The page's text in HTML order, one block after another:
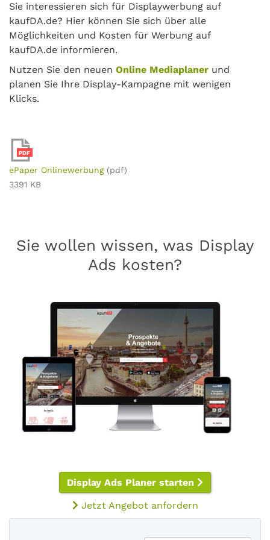
Sie interessieren sich für Displaywerbung auf
kaufDA.de? Hier können Sie sich über alle
Möglichkeiten und Kosten für Werbung auf
kaufDA.de informieren.
Nutzen Sie den neuen Online Mediaplaner und
planen Sie Ihre Display-Kampagne mit wenigen
Klicks.
PDF
ePaper Onlinewerbung (pdf)
3391 KB
Sie wollen wissen, was Display
Ads kosten?
Display Ads Planer starten
Jetzt Angebot anfordern